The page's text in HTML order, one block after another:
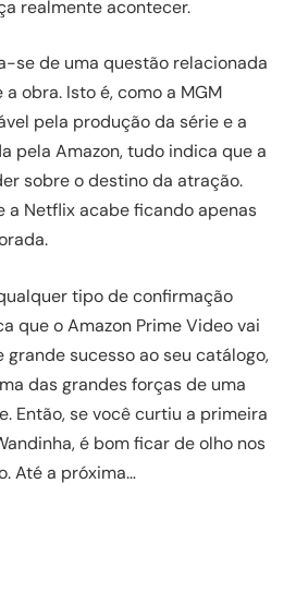
realmente acontecer.
se de uma questão relacionada
obra. Isto é, como a MGM
pela produção da série e a
pela Amazon, tudo indica que a
sobre o destino da atração.
a Netflix acabe ficando apenas
tipo de confirmação
que o Amazon Prime Video vai
sucesso ao seu catálogo,
das grandes forças de uma
Então, se você curtiu a primeira
é bom ficar de olho nos
Até a próxima…